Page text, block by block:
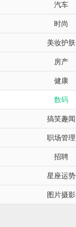
汽车
时尚
美妆护肤
房产
健康
数码
搞笑趣闻
职场管理
招聘
星座运势
图片摄影